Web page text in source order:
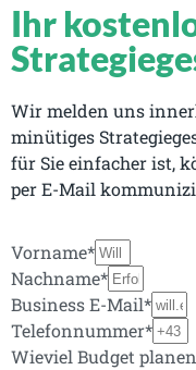
Ihr
Wir melden uns
minütiges
für Sie einfacher ist,
per E-Mail
Vorname*
Nachname*
Business E-Mail*
Telefonnummer*
Wieviel Budget